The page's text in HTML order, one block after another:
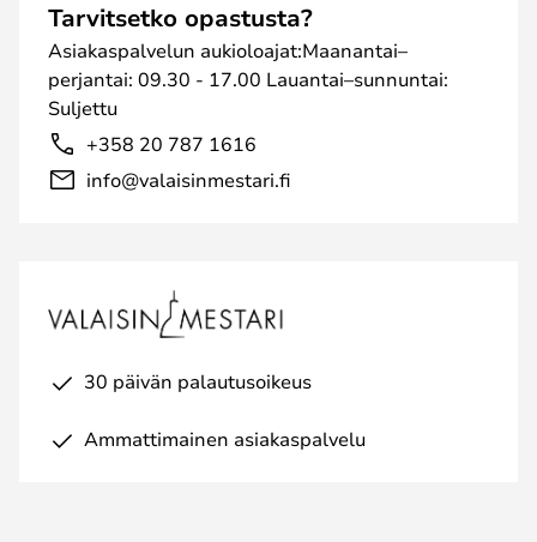
Tarvitsetko opastusta?
Asiakaspalvelun aukioloajat:Maanantai–
perjantai: 09.30 - 17.00 Lauantai–sunnuntai:
Suljettu
+358 20 787 1616
info@valaisinmestari.fi
30 päivän palautusoikeus
Ammattimainen asiakaspalvelu